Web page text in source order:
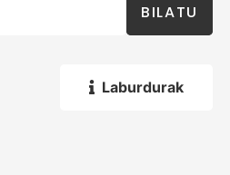
BILATU
Laburdurak